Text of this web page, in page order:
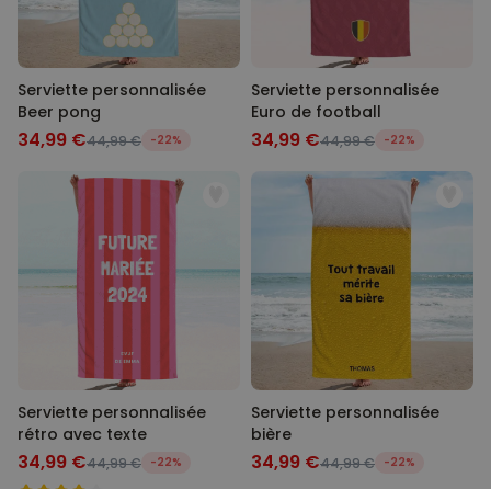
Serviette personnalisée
Beer pong
34,99 €44,99 € -22%
Serviette personnalisée
Euro de football
34,99 €44,99 € -22%
Serviette personnalisée
rétro avec texte
34,99 €44,99 € -22%
Serviette personnalisée
bière
34,99 €44,99 € -22%